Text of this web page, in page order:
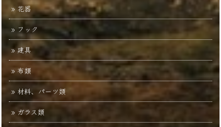
花器
フック
建具
布類
材料、パーツ類
ガラス類